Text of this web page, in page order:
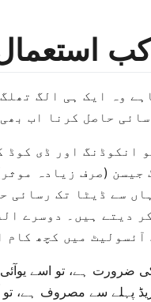
وہ ایک ہی الگ
حاصل کرنا اب
(صرف زیادہ
سے ڈیٹا تک رسائی
دیتے ہیں۔ دوسرے
آئسولیٹ میں کچھ کام
ضرورت ہے، تو اسے یوآئی
پہلے سے مصروف ہے،